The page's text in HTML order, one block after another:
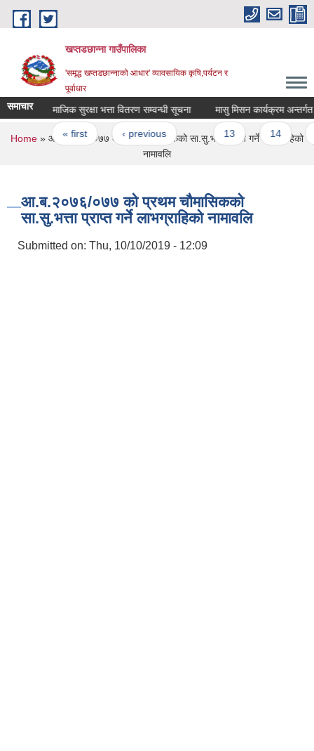
Skip to main content
खप्तडछान्ना गाउँपालिका
'समृद्ध खप्तडछान्नाको आधार' व्यावसायिक कृषि,पर्यटन र
पूर्वाधार
समाचारसामाजिक सुरक्षा भत्ता वितरण सम्वन्धी सूचना मासु मिसन कार्यक्रम अन्तर्गत
Pages
« first ‹ previous … 13 14
You are here
Home » आ‍.ब.२०७६/०७७ को प्रथम चौमासिकको सा.सु.भत्ता प्राप्त गर्ने लाभग्राहिको
नामावलि
आ‍.ब.२०७६/०७७ को प्रथम चौमासिकको
सा.सु.भत्ता प्राप्त गर्ने लाभग्राहिको नामावलि
Submitted on: Thu, 10/10/2019 - 12:09